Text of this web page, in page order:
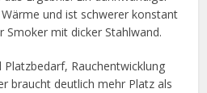
und ist schwerer konstant
Smoker mit dicker Stahlwand.
Rauchentwicklung
braucht deutlich mehr Platz als